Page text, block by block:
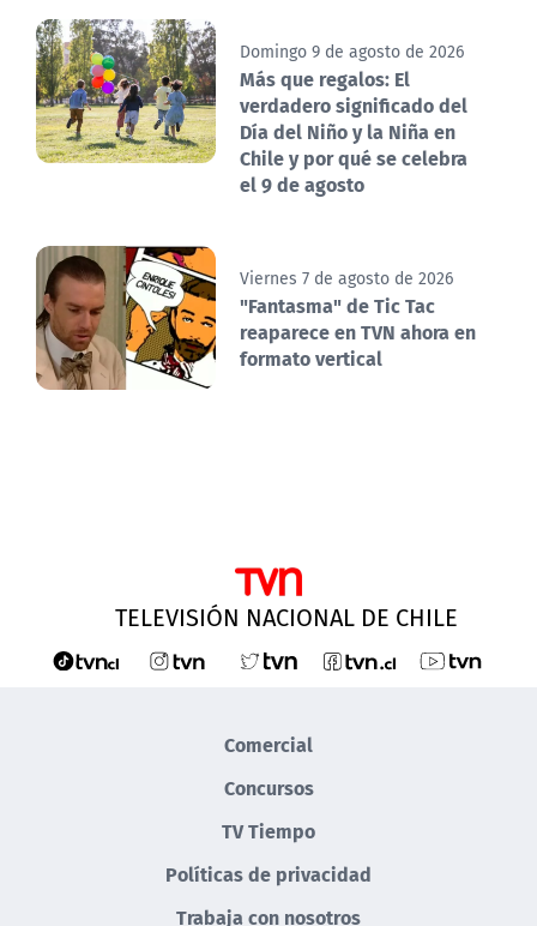
Domingo 9 de agosto de 2026
Más que regalos: El
verdadero significado del
Día del Niño y la Niña en
Chile y por qué se celebra
el 9 de agosto
Viernes 7 de agosto de 2026
"Fantasma" de Tic Tac
reaparece en TVN ahora en
formato vertical
TELEVISIÓN NACIONAL DE CHILE
Comercial
Concursos
TV Tiempo
Políticas de privacidad
Trabaja con nosotros